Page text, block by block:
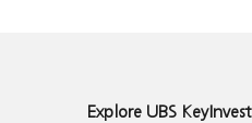
Explore UBS KeyInvest